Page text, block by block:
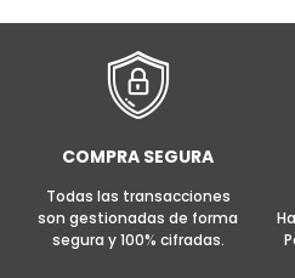
COMPRA SEGURA
Todas las transacciones
son gestionadas de forma
segura y 100% cifradas.